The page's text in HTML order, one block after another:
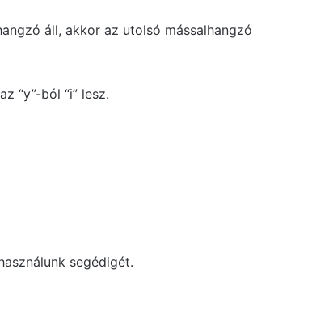
áll, akkor az utolsó mássalhangzó
“y”-ból “i” lesz.
segédigét.